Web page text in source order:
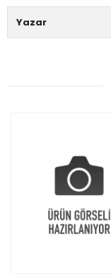
Yazar